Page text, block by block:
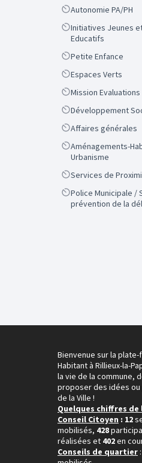
ScopeAutonomie PA/PH
Scope
Initiatives Jeunes et Dispositifs
Educatifs
ScopePetite Enfance
ScopeEspaces Verts
ScopeMission Evaluations
ScopeDéveloppement
ScopeAffaires générales
Scope
Aménagements-Habitat-
Urbanisme
ScopeServices de
Scope
Police Municipale / Sécurité et
prévention de la
Bienvenue sur la
Habitant à Rillieux-la-
la vie de la commune,
proposer des idées
de la Ville !
Quelques chiffres
Conseil Citoyen : 12
mobilisés, 428
réalisées et 402en
Conseils de quartier :